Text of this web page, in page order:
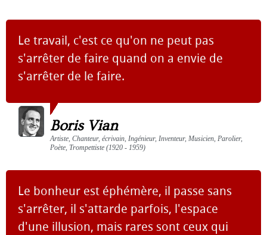
Le travail, c'est ce qu'on ne peut pas
s'arrêter de faire quand on a envie de
s'arrêter de le faire.
Boris Vian
Artiste, Chanteur, écrivain, Ingénieur, Inventeur, Musicien, Parolier,
Poète, Trompettiste (1920 - 1959)
Le bonheur est éphémère, il passe sans
s'arrêter, il s'attarde parfois, l'espace
d'une illusion, mais rares sont ceux qui